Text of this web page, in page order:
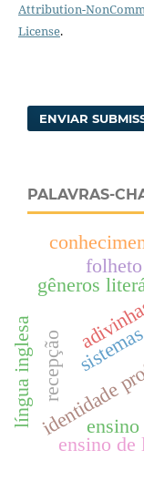
Attribution-
License.
ENVIAR
PALAVRAS-
recepção
ensino de
língua inglesa
gêneros